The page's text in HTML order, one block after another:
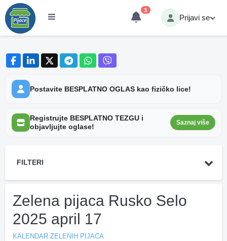
3
Prijavi se
Postavite BESPLATNO OGLAS kao fizičko lice!
Registrujte BESPLATNO TEZGU i
objavljujte oglase!
Saznaj više
FILTERI
Zelena pijaca Rusko Selo
2025 april 17
KALENDAR ZELENIH PIJACA